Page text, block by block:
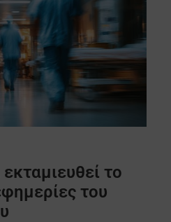
το
του